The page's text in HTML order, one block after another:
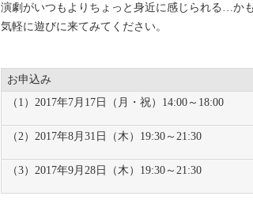
演劇がいつもよりちょっと身近に感じられる…かも
気軽に遊びに来てみてください。
お申込み
（1）2017年7月17日（月・祝）14:00～18:00
（2）2017年8月31日（木）19:30～21:30
（3）2017年9月28日（木）19:30～21:30